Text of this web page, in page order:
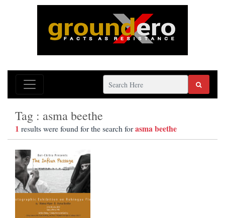
Tag : asma beethe
1 results were found for the search forasma beethe